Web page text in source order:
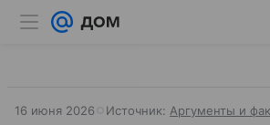
16 июня 2026 Источник: Аргументы и